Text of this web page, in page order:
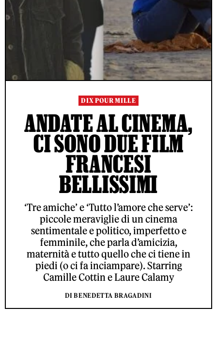
DIX POUR MILLE
ANDATE AL CINEMA,
CI SONO DUE FILM
FRANCESI
BELLISSIMI
‘Tre amiche’ e ‘Tutto l’amore che serve’:
piccole meraviglie di un cinema
sentimentale e politico, imperfetto e
femminile, che parla d’amicizia,
maternità e tutto quello che ci tiene in
piedi (o ci fa inciampare). Starring
Camille Cottin e Laure Calamy
DI BENEDETTA BRAGADINI